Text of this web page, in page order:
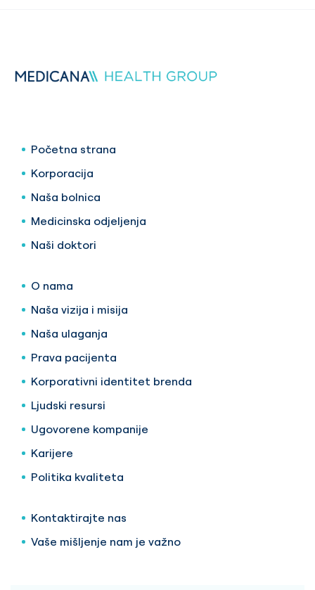
Početna strana
Korporacija
Naša bolnica
Medicinska odjeljenja
Naši doktori
O nama
Naša vizija i misija
Naša ulaganja
Prava pacijenta
Korporativni identitet brenda
Ljudski resursi
Ugovorene kompanije
Karijere
Politika kvaliteta
Kontaktirajte nas
Vaše mišljenje nam je važno